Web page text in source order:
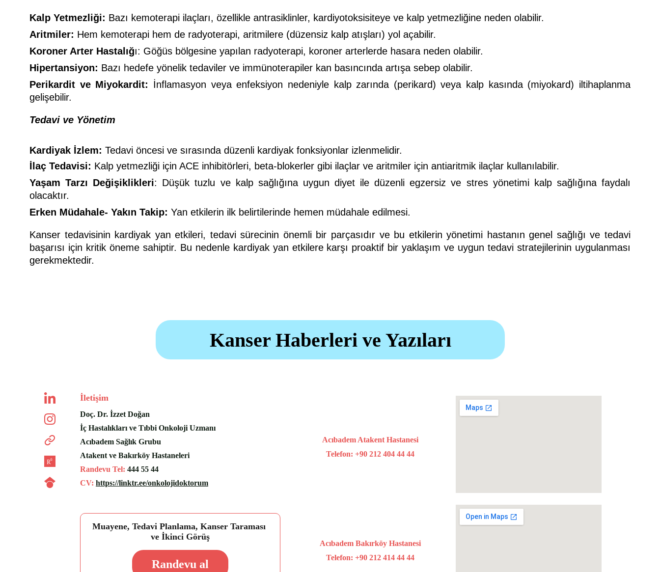
Kalp Yetmezliği: Bazı kemoterapi ilaçları, özellikle antrasiklinler, kardiyotoksisiteye ve kalp yetmezliğine neden olabilir.
Aritmiler: Hem kemoterapi hem de radyoterapi, aritmilere (düzensiz kalp atışları) yol açabilir.
Koroner Arter Hastalığı: Göğüs bölgesine yapılan radyoterapi, koroner arterlerde hasara neden olabilir.
Hipertansiyon: Bazı hedefe yönelik tedaviler ve immünoterapiler kan basıncında artışa sebep olabilir.
Perikardit ve Miyokardit: İnflamasyon veya enfeksiyon nedeniyle kalp zarında (perikard) veya kalp kasında (miyokard) iltihaplanma
gelişebilir.
Tedavi ve Yönetim
Kardiyak İzlem: Tedavi öncesi ve sırasında düzenli kardiyak fonksiyonlar izlenmelidir.
İlaç Tedavisi: Kalp yetmezliği için ACE inhibitörleri, beta-blokerler gibi ilaçlar ve aritmiler için antiaritmik ilaçlar kullanılabilir.
Yaşam Tarzı Değişiklikleri: Düşük tuzlu ve kalp sağlığına uygun diyet ile düzenli egzersiz ve stres yönetimi kalp sağlığına faydalı
olacaktır.
Erken Müdahale- Yakın Takip: Yan etkilerin ilk belirtilerinde hemen müdahale edilmesi.
Kanser tedavisinin kardiyak yan etkileri, tedavi sürecinin önemli bir parçasıdır ve bu etkilerin yönetimi hastanın genel sağlığı ve tedavi
başarısı için kritik öneme sahiptir. Bu nedenle kardiyak yan etkilere karşı proaktif bir yaklaşım ve uygun tedavi stratejilerinin uygulanması
gerekmektedir.
Kanser Haberleri ve Yazıları
İletişim
Doç. Dr. İzzet Doğan
İç Hastalıkları ve Tıbbi Onkoloji Uzmanı
Acıbadem Sağlık Grubu
Atakent ve Bakırköy Hastaneleri
Randevu Tel: 444 55 44
CV: https://linktr.ee/onkolojidoktorum
Acıbadem Atakent Hastanesi
Telefon: +90 212 404 44 44
Acıbadem Bakırköy Hastanesi
Telefon: +90 212 414 44 44
Muayene, Tedavi Planlama, Kanser Taraması
ve İkinci Görüş
Randevu al